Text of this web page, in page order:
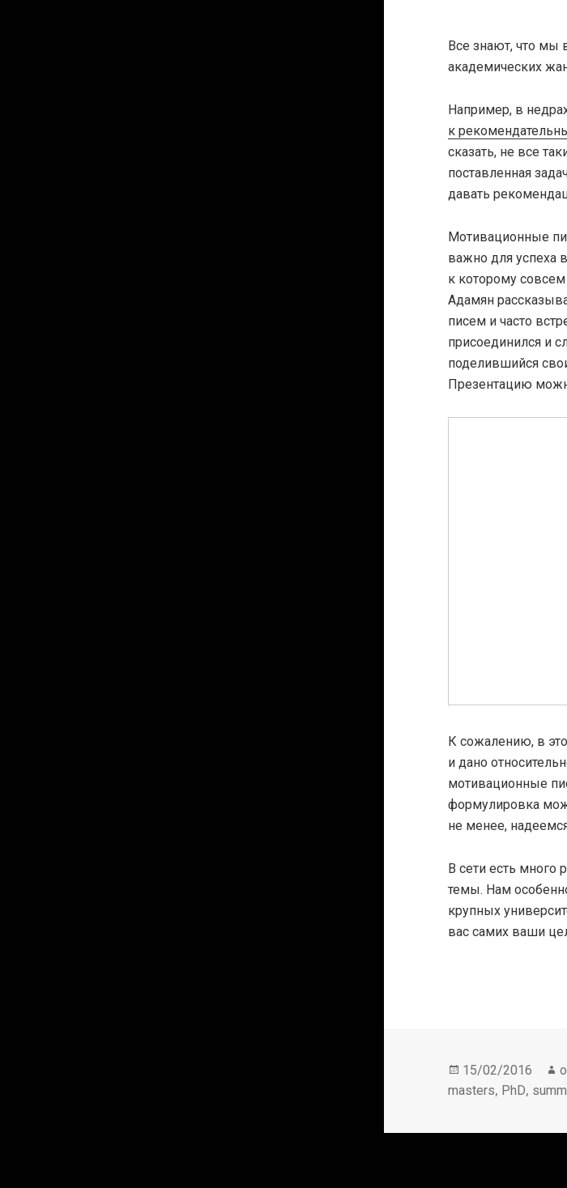
Все знают, что мы
академических
Например, в
к
сказать, не все
поставленная
давать
Мотивационные
важно для успеха
к которому
Адамян
писем и часто
присоединился и
поделившийся
Презентацию
К сожалению, в
и дано
мотивационные
формулировка
не менее,
В сети есть много
темы. Нам
крупных
вас самих ваши
Опубликовано
15/02/2016
masters, PhD,